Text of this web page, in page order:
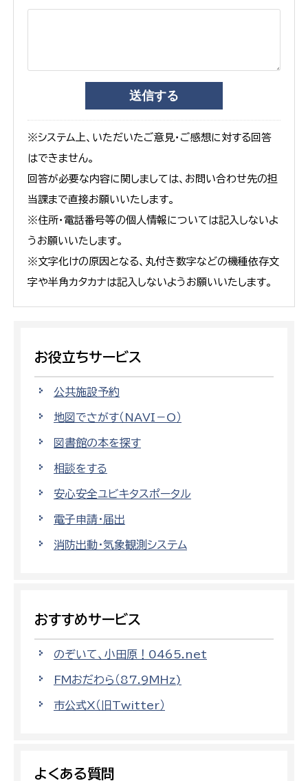
※システム上、いただいたご意見・ご感想に対する回答
はできません。
回答が必要な内容に関しましては、お問い合わせ先の担
当課まで直接お願いいたします。
※住所・電話番号等の個人情報については記入しないよ
うお願いいたします。
※文字化けの原因となる、丸付き数字などの機種依存文
字や半角カタカナは記入しないようお願いいたします。
お役立ちサービス
公共施設予約
地図でさがす（NAVI－O）
図書館の本を探す
相談をする
安心安全ユビキタスポータル
電子申請・届出
消防出動・気象観測システム
おすすめサービス
のぞいて、小田原！0465.net
FMおだわら（87.9MHz)
市公式X（旧Twitter）
よくある質問